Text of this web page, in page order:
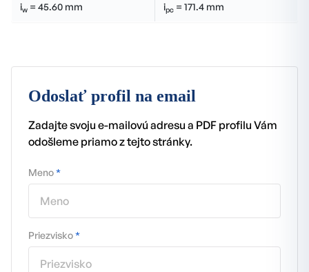
iw = 45.60 mm ipc = 171.4 mm
Odoslať profil na email
Zadajte svoju e-mailovú adresu a PDF profilu Vám
odošleme priamo z tejto stránky.
Meno*
Priezvisko*